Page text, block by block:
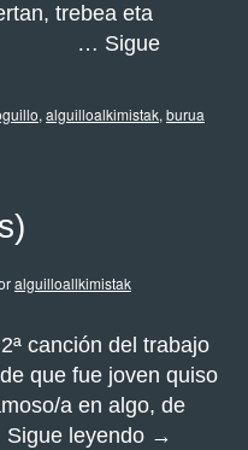
trebea eta
… Sigue
, alguilloalkimistak, burua
alguilloallkimistak
canción del trabajo
que fue joven quiso
a en algo, de
Sigue leyendo →